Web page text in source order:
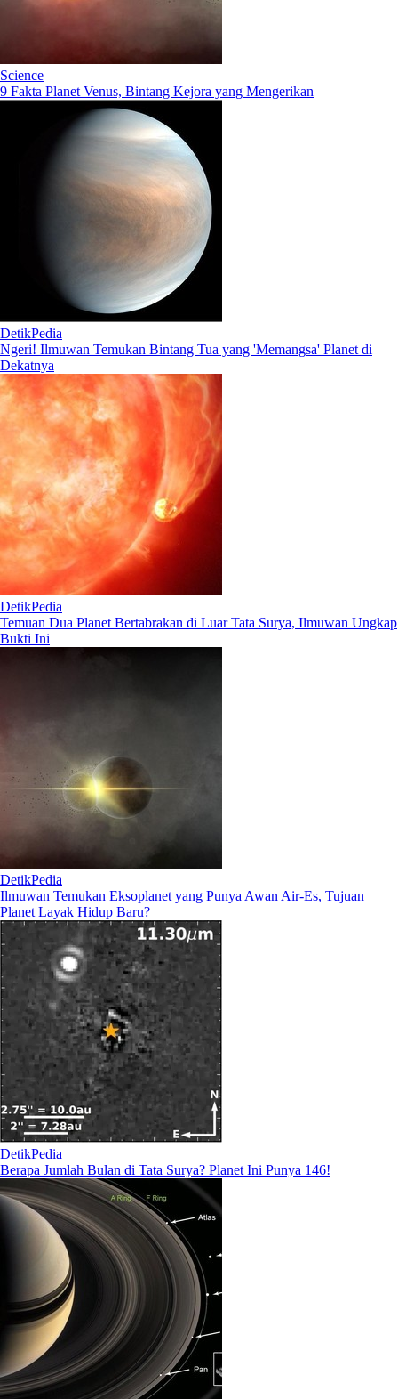
Science
9 Fakta Planet Venus, Bintang Kejora yang Mengerikan
DetikPedia
Ngeri! Ilmuwan Temukan Bintang Tua yang 'Memangsa' Planet di
Dekatnya
DetikPedia
Temuan Dua Planet Bertabrakan di Luar Tata Surya, Ilmuwan Ungkap
Bukti Ini
DetikPedia
Ilmuwan Temukan Eksoplanet yang Punya Awan Air-Es, Tujuan
Planet Layak Hidup Baru?
DetikPedia
Berapa Jumlah Bulan di Tata Surya? Planet Ini Punya 146!